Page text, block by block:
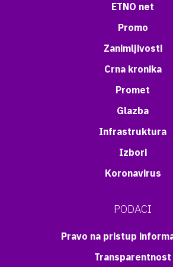
ETNO net
Promo
Zanimljivosti
Crna kronika
Promet
Glazba
Infrastruktura
Izbori
Koronavirus
PODACI
Pravo na pristup
Transparentnost